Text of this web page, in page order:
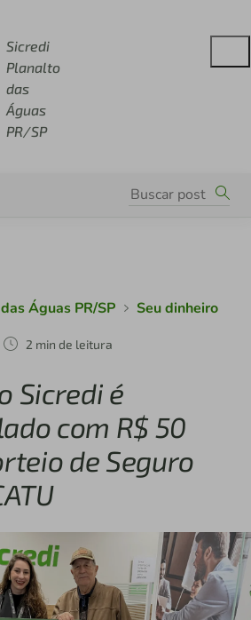
Sicredi
Planalto
das
Águas
PR/SP
Águas PR/SP
Seu dinheiro
2 min de leitura
Sicredi é
com R$ 50
de Seguro